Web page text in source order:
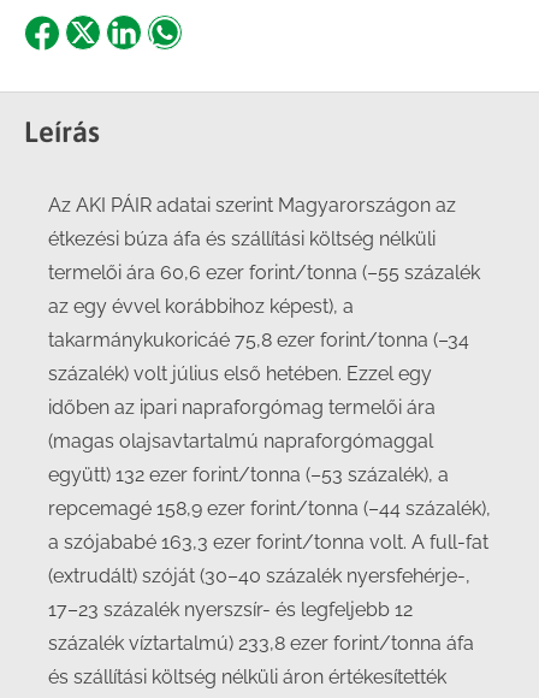
Share
Facebook
Share
X
ShareShare
Leírás
Az AKI PÁIR adatai szerint Magyarországon az
étkezési búza áfa és szállítási költség nélküli
termelői ára 60,6 ezer forint/tonna (–55 százalék
az egy évvel korábbihoz képest), a
takarmánykukoricáé 75,8 ezer forint/tonna (–34
százalék) volt július első hetében. Ezzel egy
időben az ipari napraforgómag termelői ára
(magas olajsavtartalmú napraforgómaggal
együtt) 132 ezer forint/tonna (–53 százalék), a
repcemagé 158,9 ezer forint/tonna (–44 százalék),
a szójababé 163,3 ezer forint/tonna volt. A full-fat
(extrudált) szóját (30–40 százalék nyersfehérje-,
17–23 százalék nyerszsír- és legfeljebb 12
százalék víztartalmú) 233,8 ezer forint/tonna áfa
és szállítási költség nélküli áron értékesítették